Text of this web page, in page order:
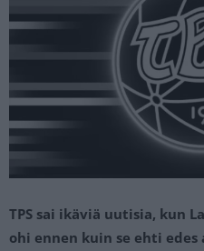
TPS sai ikäviä uutisia, kun
ohi ennen kuin se ehti edes